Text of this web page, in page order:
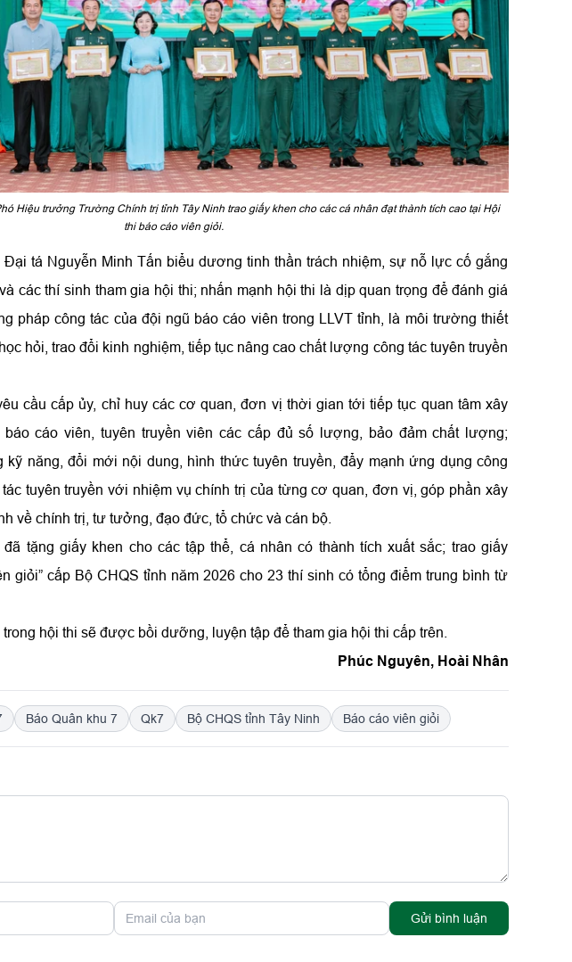
Hiệu trưởng Trường Chính trị tỉnh Tây Ninh trao giấy khen cho các cá nhân đạt thành tích cao tại Hội
thi báo cáo viên giỏi.
Đại tá Nguyễn Minh Tấn biểu dương tinh thần trách nhiệm, sự nỗ lực cố gắng
các thí sinh tham gia hội thi; nhấn mạnh hội thi là dịp quan trọng để đánh giá
pháp công tác của đội ngũ báo cáo viên trong LLVT tỉnh, là môi trường thiết
hỏi, trao đổi kinh nghiệm, tiếp tục nâng cao chất lượng công tác tuyên truyền
cầu cấp ủy, chỉ huy các cơ quan, đơn vị thời gian tới tiếp tục quan tâm xây
cáo viên, tuyên truyền viên các cấp đủ số lượng, bảo đảm chất lượng;
năng, đổi mới nội dung, hình thức tuyên truyền, đẩy mạnh ứng dụng công
tuyên truyền với nhiệm vụ chính trị của từng cơ quan, đơn vị, góp phần xây
về chính trị, tư tưởng, đạo đức, tổ chức và cán bộ.
tặng giấy khen cho các tập thể, cá nhân có thành tích xuất sắc; trao giấy
giỏi” cấp Bộ CHQS tỉnh năm 2026 cho 23 thí sinh có tổng điểm trung bình từ
hội thi sẽ được bồi dưỡng, luyện tập để tham gia hội thi cấp trên.
Phúc Nguyên, Hoài Nhân
Báo Quân khu 7 Qk7 Bộ CHQS tỉnh Tây Ninh Báo cáo viên giỏi
Gửi bình luận